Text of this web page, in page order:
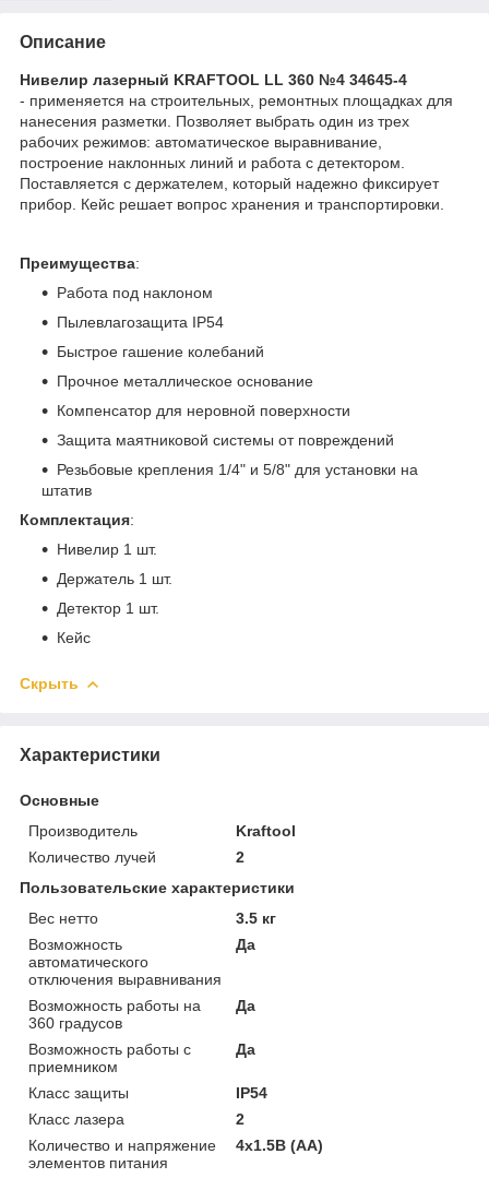
Описание
Нивелир лазерный KRAFTOOL LL 360 №4 34645-4
- применяется на строительных, ремонтных площадках для
нанесения разметки. Позволяет выбрать один из трех
рабочих режимов: автоматическое выравнивание,
построение наклонных линий и работа с детектором.
Поставляется с держателем, который надежно фиксирует
прибор. Кейс решает вопрос хранения и транспортировки.
Преимущества:
Работа под наклоном
Пылевлагозащита IP54
Быстрое гашение колебаний
Прочное металлическое основание
Компенсатор для неровной поверхности
Защита маятниковой системы от повреждений
Резьбовые крепления 1/4" и 5/8" для установки на
штатив
Комплектация:
Нивелир 1 шт.
Держатель 1 шт.
Детектор 1 шт.
Кейс
Скрыть
Характеристики
Основные
Производитель
Kraftool
Количество лучей
2
Пользовательские характеристики
Вес нетто
3.5 кг
Возможность
автоматического
отключения выравнивания
Да
Возможность работы на
360 градусов
Да
Возможность работы с
приемником
Да
Класс защиты
IP54
Класс лазера
2
Количество и напряжение
элементов питания
4x1.5В (AA)